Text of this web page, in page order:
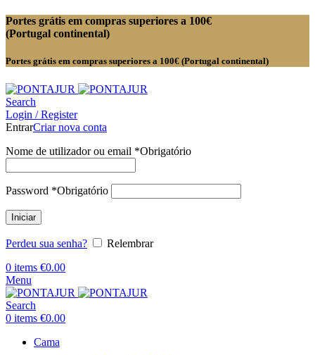
Portes grátis em compras superiores a 100€
(Portugal continental)
Portes grátis em compras superiores a 100€ (Portugal continental)
Search
Login / Register
EntrarCriar nova conta
Nome de utilizador ou email *Obrigatório
Password *Obrigatório
Iniciar
Perdeu sua senha?
Relembrar
0 items €0.00
Menu
Search
0 items €0.00
Cama